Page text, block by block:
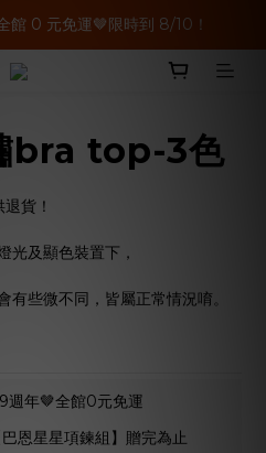
館 0 元免運🤎限時到 8/10！
bra top-3色
貨！
光及顯色裝置下，
有些微不同，皆屬正常情況唷。
週年🤎全館0元免運
恩星星項鍊組】贈完為止